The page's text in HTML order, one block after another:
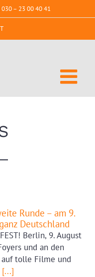
030 – 23 00 40 41
Runde – am 9.
Deutschland
Berlin, 9. August
und an den
auf tolle Filme und
[...]